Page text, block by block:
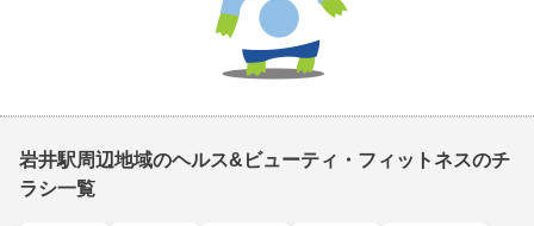
岩井駅周辺地域のヘルス&ビューティ・フィットネスのチ
ラシ一覧